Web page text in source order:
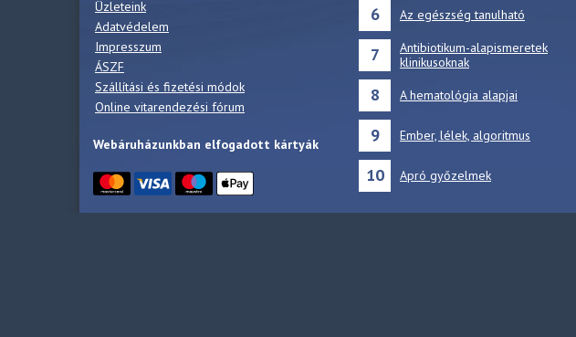
Üzleteink
Adatvédelem
Impresszum
ÁSZF
Szállítási és fizetési módok
Online vitarendezési fórum
Webáruházunkban elfogadott kártyák
6 Az egészség tanulható
7
Antibiotikum-alapismeretek
klinikusoknak
8 A hematológia alapjai
9 Ember, lélek, algoritmus
10 Apró győzelmek